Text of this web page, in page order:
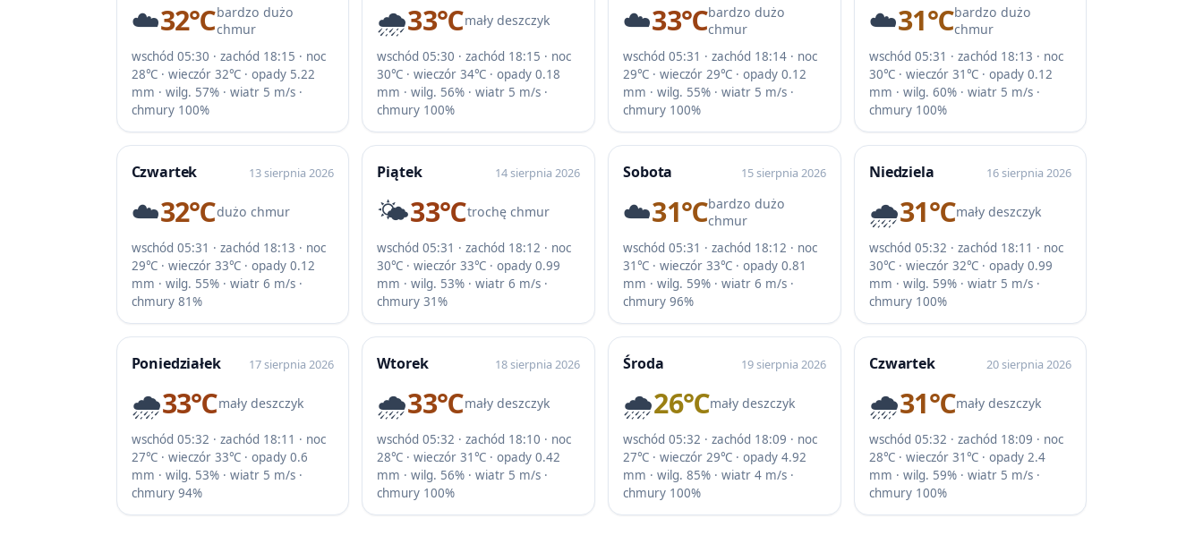
☁️32℃bardzo dużo
chmur
wschód 05:30 · zachód 18:15 · noc
28℃ · wieczór 32℃ · opady 5.22
mm · wilg. 57% · wiatr 5 m/s ·
chmury 100%
🌧️33℃mały deszczyk
wschód 05:30 · zachód 18:15 · noc
30℃ · wieczór 34℃ · opady 0.18
mm · wilg. 56% · wiatr 5 m/s ·
chmury 100%
☁️33℃bardzo dużo
chmur
wschód 05:31 · zachód 18:14 · noc
29℃ · wieczór 29℃ · opady 0.12
mm · wilg. 55% · wiatr 5 m/s ·
chmury 100%
☁️31℃bardzo dużo
chmur
wschód 05:31 · zachód 18:13 · noc
30℃ · wieczór 31℃ · opady 0.12
mm · wilg. 60% · wiatr 5 m/s ·
chmury 100%
Czwartek 13 sierpnia 2026
☁️32℃dużo chmur
wschód 05:31 · zachód 18:13 · noc
29℃ · wieczór 33℃ · opady 0.12
mm · wilg. 55% · wiatr 6 m/s ·
chmury 81%
Piątek 14 sierpnia 2026
🌤️33℃trochę chmur
wschód 05:31 · zachód 18:12 · noc
30℃ · wieczór 33℃ · opady 0.99
mm · wilg. 53% · wiatr 6 m/s ·
chmury 31%
Sobota 15 sierpnia 2026
☁️31℃bardzo dużo
chmur
wschód 05:31 · zachód 18:12 · noc
31℃ · wieczór 33℃ · opady 0.81
mm · wilg. 59% · wiatr 6 m/s ·
chmury 96%
Niedziela 16 sierpnia 2026
🌧️31℃mały deszczyk
wschód 05:32 · zachód 18:11 · noc
30℃ · wieczór 32℃ · opady 0.99
mm · wilg. 59% · wiatr 5 m/s ·
chmury 100%
Poniedziałek 17 sierpnia 2026
🌧️33℃mały deszczyk
wschód 05:32 · zachód 18:11 · noc
27℃ · wieczór 33℃ · opady 0.6
mm · wilg. 53% · wiatr 5 m/s ·
chmury 94%
Wtorek 18 sierpnia 2026
🌧️33℃mały deszczyk
wschód 05:32 · zachód 18:10 · noc
28℃ · wieczór 31℃ · opady 0.42
mm · wilg. 56% · wiatr 5 m/s ·
chmury 100%
Środa 19 sierpnia 2026
🌧️26℃mały deszczyk
wschód 05:32 · zachód 18:09 · noc
27℃ · wieczór 29℃ · opady 4.92
mm · wilg. 85% · wiatr 4 m/s ·
chmury 100%
Czwartek 20 sierpnia 2026
🌧️31℃mały deszczyk
wschód 05:32 · zachód 18:09 · noc
28℃ · wieczór 31℃ · opady 2.4
mm · wilg. 59% · wiatr 5 m/s ·
chmury 100%